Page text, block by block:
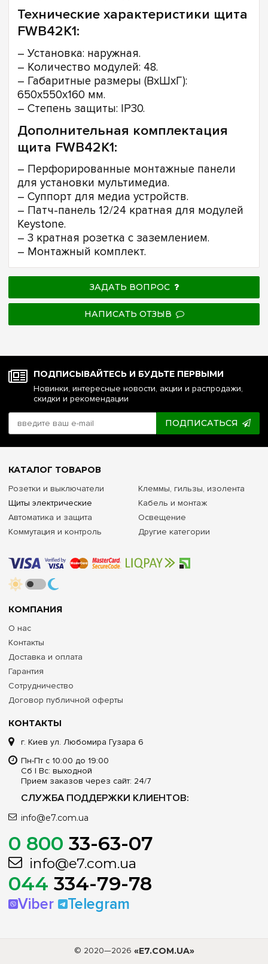
Технические характеристики щита
FWB42K1:
– Установка: наружная.
– Количество модулей: 48.
– Габаритные размеры (ВхШхГ):
650х550х160 мм.
– Степень защиты: IP30.
Дополнительная комплектация
щита FWB42K1:
– Перфорированные монтажные панели
для установки мультимедиа.
– Суппорт для медиа устройств.
– Патч-панель 12/24 кратная для модулей
Keystone.
– 3 кратная розетка с заземлением.
– Монтажный комплект.
ЗАДАТЬ ВОПРОС
НАПИСАТЬ ОТЗЫВ
ПОДПИСЫВАЙТЕСЬ И БУДЬТЕ ПЕРВЫМИ
Новинки, интересные новости, акции и распродажи,
скидки и рекомендации
ПОДПИСАТЬСЯ
КОНТАКТЫ
г. Киев ул. Любомира Гузара 6
Пн-Пт с 10:00 до 19:00
Сб | Вс: выходной
Прием заказов через сайт: 24/7
СЛУЖБА ПОДДЕРЖКИ КЛИЕНТОВ:
info@e7.com.ua
0 800 33-63-07
info@e7.com.ua
044 334-79-78
Viber Telegram
КОМПАНИЯ
О нас
Контакты
Доставка и оплата
Гарантия
Сотрудничество
Договор публичной оферты
КАТАЛОГ ТОВАРОВ
Розетки и выключатели
Щиты электрические
Автоматика и защита
Коммутация и контроль
Клеммы, гильзы, изолента
Кабель и монтаж
Освещение
Другие категории
© 2020—2026 «E7.COM.UA»